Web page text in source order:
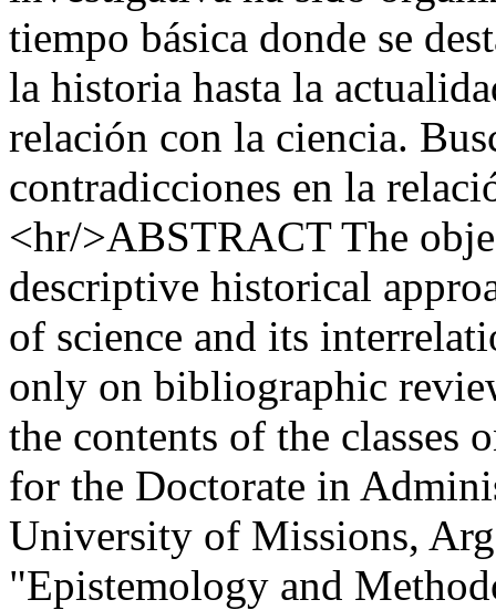
tiempo básica donde se
la historia hasta la
relación con la ciencia.
contradicciones en la
<hr/>ABSTRACT The
descriptive historical
of science and its
only on bibliographic
the contents of the classes
for the Doctorate in
University of Missions,
"Epistemology and